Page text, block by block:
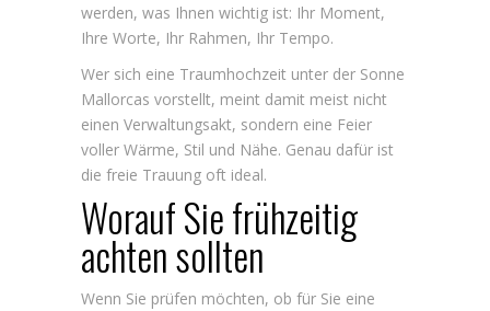
werden, was Ihnen wichtig ist: Ihr Moment,
Ihre Worte, Ihr Rahmen, Ihr Tempo.
Wer sich eine Traumhochzeit unter der Sonne
Mallorcas vorstellt, meint damit meist nicht
einen Verwaltungsakt, sondern eine Feier
voller Wärme, Stil und Nähe. Genau dafür ist
die freie Trauung oft ideal.
Worauf Sie frühzeitig
achten sollten
Wenn Sie prüfen möchten, ob für Sie eine